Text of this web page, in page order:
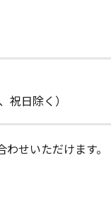
祝日除く）
せいただけます。